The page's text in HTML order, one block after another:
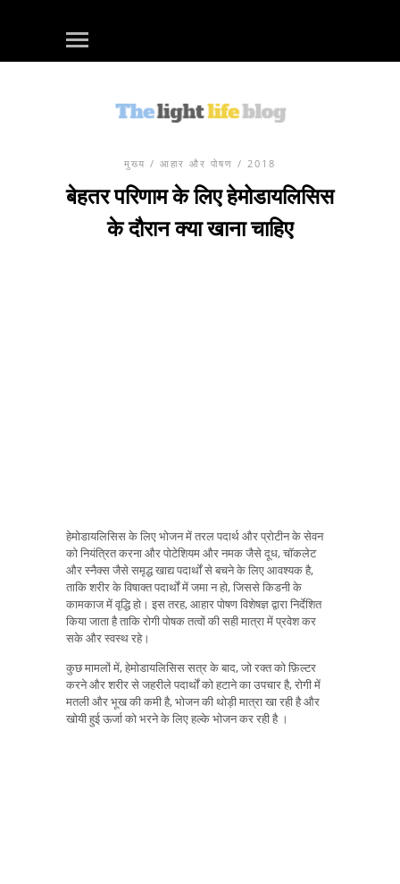
मुख्य / आहार और पोषण / 2018
बेहतर परिणाम के लिए हेमोडायलिसिस
के दौरान क्या खाना चाहिए
हेमोडायलिसिस के लिए भोजन में तरल पदार्थ और प्रोटीन के सेवन
को नियंत्रित करना और पोटेशियम और नमक जैसे दूध, चॉकलेट
और स्नैक्स जैसे समृद्ध खाद्य पदार्थों से बचने के लिए आवश्यक है,
ताकि शरीर के विषाक्त पदार्थों में जमा न हो, जिससे किडनी के
कामकाज में वृद्धि हो। इस तरह, आहार पोषण विशेषज्ञ द्वारा निर्देशित
किया जाता है ताकि रोगी पोषक तत्वों की सही मात्रा में प्रवेश कर
सके और स्वस्थ रहे।
कुछ मामलों में, हेमोडायलिसिस सत्र के बाद, जो रक्त को फ़िल्टर
करने और शरीर से जहरीले पदार्थों को हटाने का उपचार है, रोगी में
मतली और भूख की कमी है, भोजन की थोड़ी मात्रा खा रही है और
खोयी हुई ऊर्जा को भरने के लिए हल्के भोजन कर रही है ।